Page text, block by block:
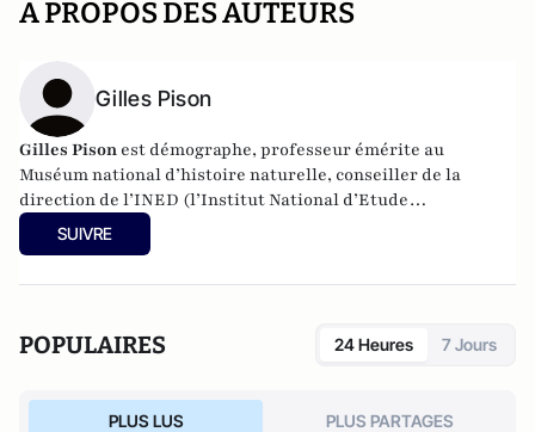
A PROPOS DES AUTEURS
Gilles Pison
Gilles Pison est démographe, professeur émérite au
Muséum national d’histoire naturelle, conseiller de la
direction de l’INED (l’Institut National d’Etude
Démographique). Gilles Pison a publié « Atlas de la
population mondiale » aux éditions Autrement.
SUIVRE
POPULAIRES 24 Heures 7 Jours
PLUS LUS PLUS PARTAGES